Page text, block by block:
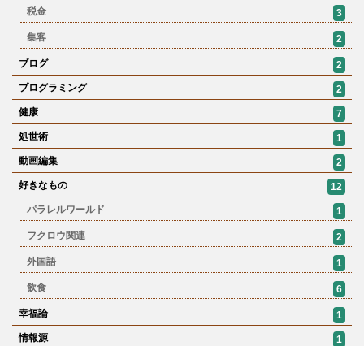
税金 3
集客 2
ブログ
2
プログラミング
2
健康
7
処世術
1
動画編集
2
好きなもの
12
パラレルワールド
1
フクロウ関連 2
外国語 1
飲食 6
幸福論
1
情報源
1